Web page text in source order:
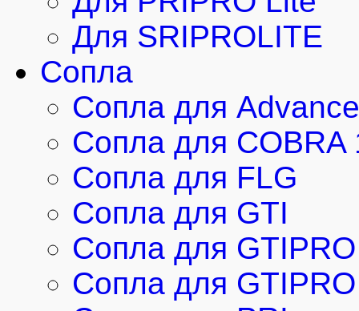
Для SRIPROLITE
Сопла
Сопла для Advance
Сопла для COBRA
Сопла для FLG
Сопла для GTI
Сопла для GTIPRO
Сопла для